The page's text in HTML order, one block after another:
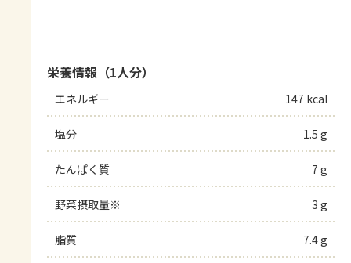
栄養情報（1人分）
エネルギー 147 kcal
塩分 1.5 g
たんぱく質 7 g
野菜摂取量※ 3 g
脂質 7.4 g